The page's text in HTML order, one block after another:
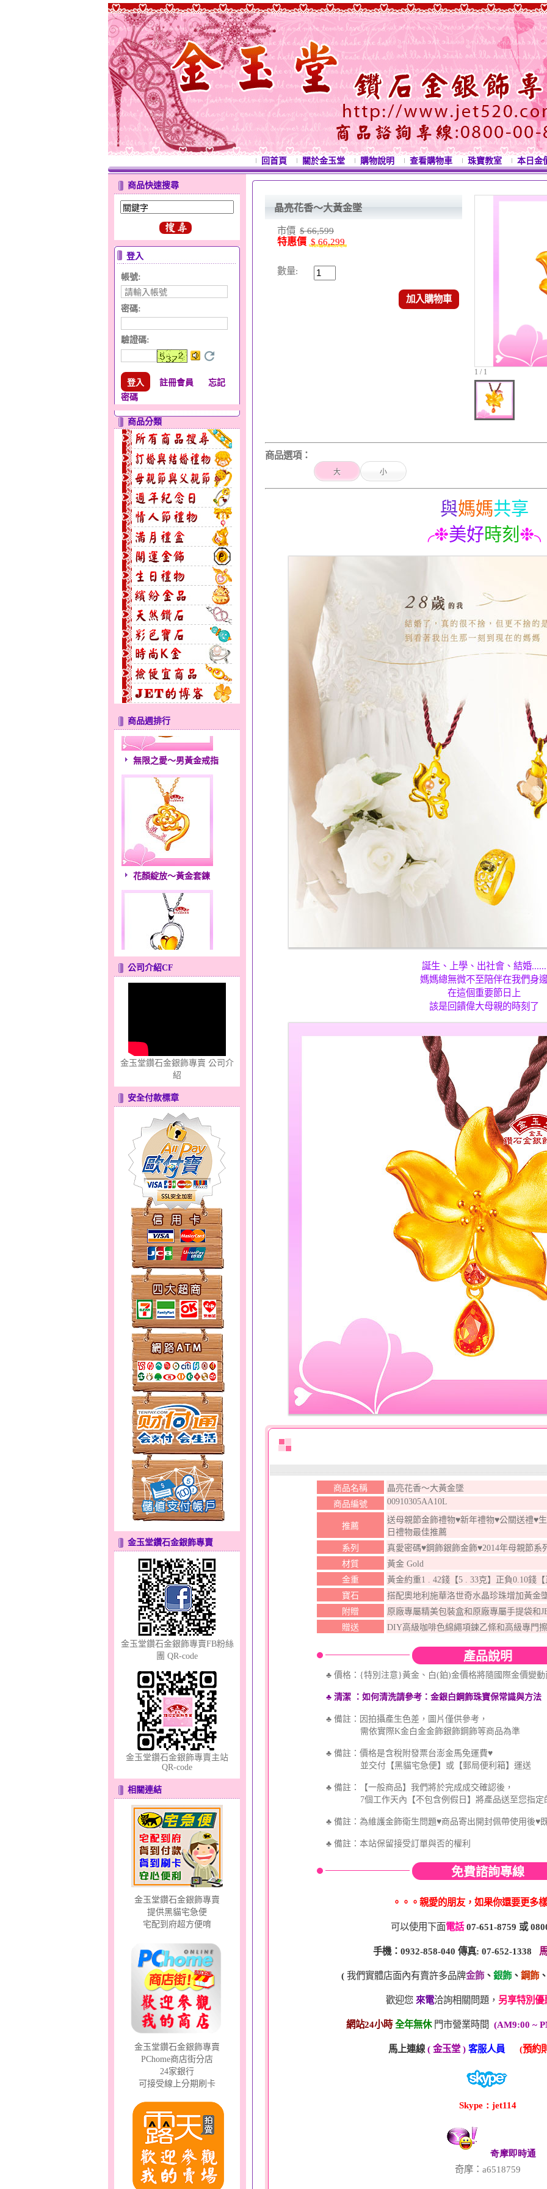
回首頁 關於金玉堂 購物說明 查看購物車 珠寶教室 本日金
商品快速搜尋
登入
帳號:
密碼:
驗證碼:
註冊會員
忘記
密碼
商品分類
商品週排行
無限之愛～男黃金戒指
花顏綻放～黃金套鍊
心之舞～金銀鋼套鍊
只愛你～男黃金戒指
彩蝶倩影～金銀鋼套鍊
天真Rody～金銀鋼套鍊
甜心女孩～金銀鋼女套鍊
天使約定～金銀鋼套鍊
幸福洋溢～金銀鋼套鍊
幸福祈願～金銀鋼套鍊
公司介紹CF
金玉堂鑽石金銀飾專賣 公司介
紹
安全付款標章
金玉堂鑽石金銀飾專賣
金玉堂鑽石金銀飾專賣FB粉絲
團 QR-code
金玉堂鑽石金銀飾專賣主站
QR-code
相關連結
金玉堂鑽石金銀飾專賣
提供黑貓宅急便
宅配到府超方便唷
金玉堂鑽石金銀飾專賣
PChome商店街分店
24家銀行
可接受線上分期刷卡
1 / 1
晶亮花香～大黃金墜
市價 $ 66,599
特惠價 $ 66,299
數量:
加入購物車
商品選項：
大 小
與媽媽共享
╭❉美好時刻 ❉╮
誕生、上學、出社會、結婚......
媽媽總無微不至陪伴在我們身
在這個重要節日上
該是回饋偉大母親的時刻了
商品名稱
晶亮花香～大黃金墜
商品編號
00910305AA10L
推薦
送母親節金飾禮物♥新年禮物♥公關送禮♥
日禮物最佳推薦
系列
真愛密碼♥鋼飾銀飾金飾♥2014年母親節系
材質
黃金 Gold
金重
黃金約重1 . 42錢【5 . 33克】正負0.10錢
寶石
搭配奧地利施華洛世奇水晶珍珠增加黃金
附贈
原廠專屬精美包裝盒和原廠專屬手提袋和
贈送
DIY高級咖啡色綿繩項鍊乙條和高級專門
產品說明
♣ 價格：{特別注意}黃金、白(鉑)金價格將隨國際金價變動
♣ 清潔：如何清洗請參考：金銀白鋼飾珠寶保常識與方法
♣ 備註：因拍攝產生色差，圖片僅供參考，
需依實際K金白金金飾銀飾鋼飾等商品為準
♣ 備註：價格是含稅附發票台澎金馬免運費♥
並交付【黑貓宅急便】或【郵局便利箱】運送
♣ 備註：【一般商品】我們將於完成成交確認後，
7個工作天內【不包含例假日】將產品送至您指定
♣ 備註：為維護金飾衛生問題♥商品寄出開封佩帶使用後♥
♣ 備註：本站保留接受訂單與否的權利
免費諮詢專線
。。。親愛的朋友，如果你還要更多
可以使用下面電話 07-651-8759 或
手機：0932-858-040 傳真: 07-652-1338
( 我們實體店面內有賣許多品牌金飾、 銀飾、 鋼飾
歡迎您 來電洽詢相關問題， 另享特別優
網站24小時全年無休門市營業時間 (AM9:00 ~
馬上連線 ( 金玉堂 ) 客服人員 (預約
Skype：jet114
奇摩即時通
奇摩：a6518759